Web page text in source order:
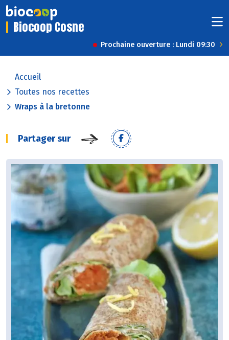
Biocoop Cosne
Prochaine ouverture : Lundi 09:30
Accueil
Toutes nos recettes
Wraps à la bretonne
Partager sur